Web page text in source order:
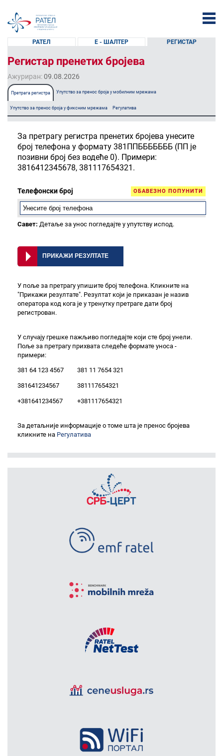
РАТЕЛ Е - ШАЛТЕР РЕГИСТАР
Регистар пренетих бројева
Ажуриран:09.08.2026
Претрага регистра Упутство за пренос броја у мобилним мрежама
Упутство за пренос броја у фиксним мрежама Регулатива
За претрагу регистра пренетих бројева унесите
број телефона у формату 381ППБББББББ (ПП је
позивни број без водеће 0). Примери:
3816412345678, 381117654321.
Телефонски број ОБАВЕЗНО ПОПУНИТИ
Савет: Детаље за унос погледајте у упутству испод.
У поље за претрагу упишите број телефона. Кликните на
"Прикажи резултате". Резултат који је приказан је назив
оператора код кога је у тренутку претраге дати број
регистрован.
У случају грешке пажљиво погледајте који сте број унели.
Поље за претрагу прихвата следеће формате уноса -
примери:
381 64 123 4567 381 11 7654 321
381641234567 381117654321
+381641234567 +381117654321
За детаљније информације о томе шта је пренос бројева
кликните на Регулатива